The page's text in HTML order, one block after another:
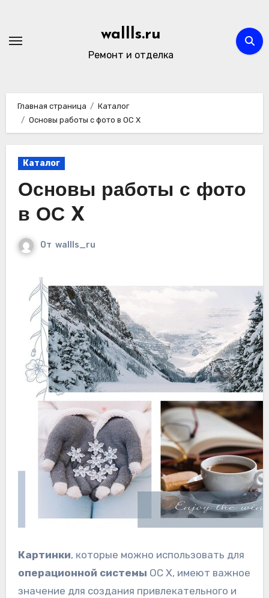
содержимому
wallls.ru
Ремонт и отделка
Главная страница
Каталог
Основы работы с фото в ОС X
Каталог
Основы работы с фото
в ОС X
От wallls_ru
Картинки, которые можно использовать для
операционной системы ОС X, имеют важное
значение для создания привлекательного и